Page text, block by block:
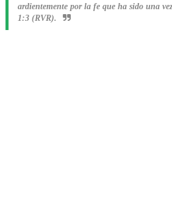
ardientemente por la fe que ha sido una
1:3 (RVR).